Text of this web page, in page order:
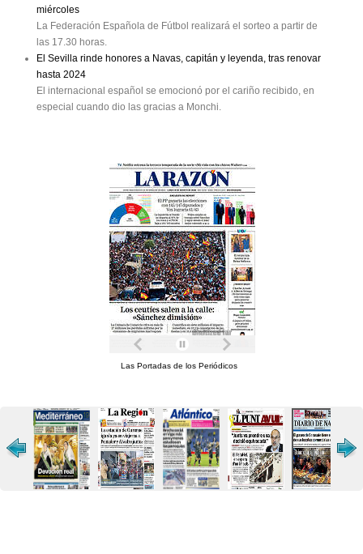
miércoles
La Federación Española de Fútbol realizará el sorteo a partir de
las 17.30 horas.
El Sevilla rinde honores a Navas, capitán y leyenda, tras renovar
hasta 2024
El internacional español se emocionó por el cariño recibido, en
especial cuando dio las gracias a Monchi.
Las Portadas de los Periódicos